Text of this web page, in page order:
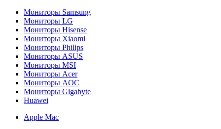
Мониторы Samsung
Мониторы LG
Мониторы Hisense
Мониторы Xiaomi
Мониторы Philips
Мониторы ASUS
Мониторы MSI
Мониторы Acer
Мониторы AOC
Мониторы Gigabyte
Huawei
Apple Mac